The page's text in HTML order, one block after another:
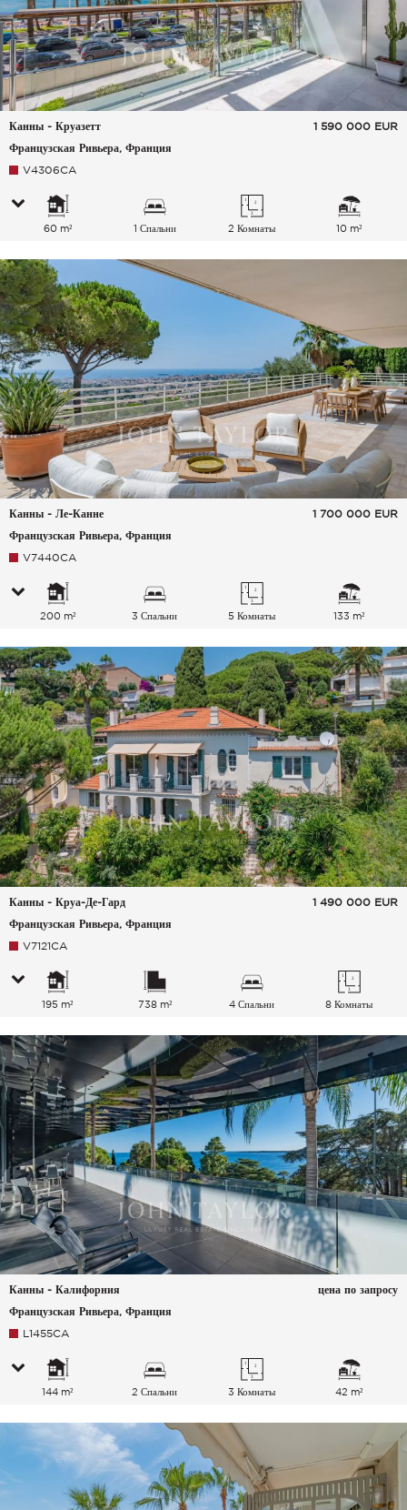
Канны - Круазетт
Французская Ривьера, Франция
1 590 000 EUR
V4306CA
60 m² 1 Спальни 2 Комнаты 10 m²
Канны - Ле-Канне
Французская Ривьера, Франция
1 700 000 EUR
V7440CA
200 m² 3 Спальни 5 Комнаты 133 m²
Канны - Круа-Де-Гард
Французская Ривьера, Франция
1 490 000 EUR
V7121CA
195 m² 738 m² 4 Спальни 8 Комнаты
Канны - Калифорния
Французская Ривьера, Франция
цена по запросу
L1455CA
144 m² 2 Спальни 3 Комнаты 42 m²